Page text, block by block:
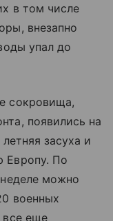
в том числе
внезапно
упал до
сокровища,
появились на
засуха и
Европу. По
можно
военных
все еще